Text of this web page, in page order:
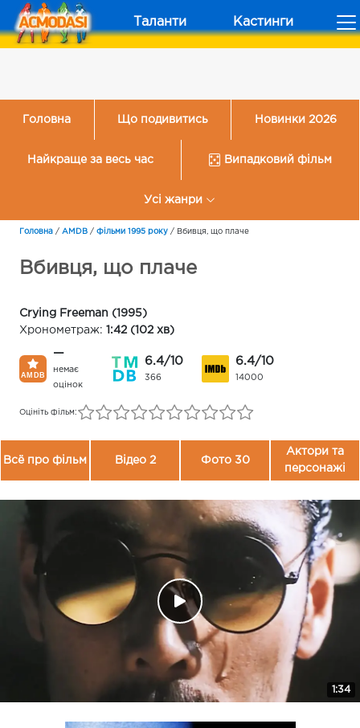
Таланти Кастинги
Головна Що подивитись Новинки 2026
Найкраще за весь час Випадковий фільм
Усі жанри
Головна / AMDB / Фільми 1995 року / Вбивця, що плаче
Вбивця, що плаче
Crying Freeman (1995)
Хронометраж: 1:42 (102 хв)
—
немає
оцінок
6.4/10
366
6.4/10
14000
Оцініть фільм:
Всё про фільм Відео 2 Фото 30
Актори та
персонажі
1:34